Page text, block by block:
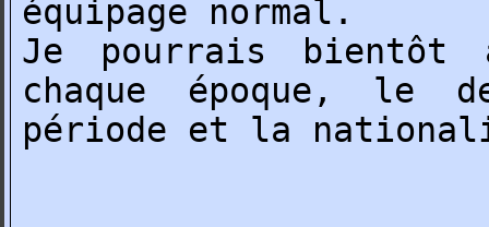
équipage normal.
Je pourrais bientôt
chaque époque, le
période et la